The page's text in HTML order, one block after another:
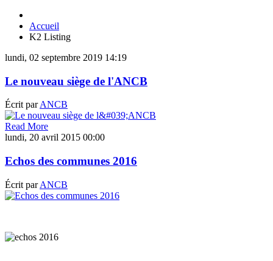
Accueil
K2 Listing
lundi, 02 septembre 2019 14:19
Le nouveau siège de l'ANCB
Écrit parANCB
Read More
lundi, 20 avril 2015 00:00
Echos des communes 2016
Écrit parANCB